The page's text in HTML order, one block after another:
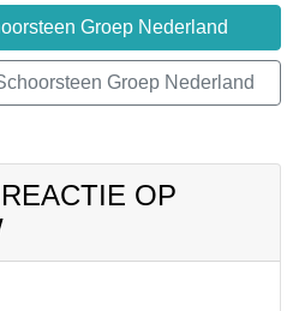
Groep Nederland
Groep Nederland
OP